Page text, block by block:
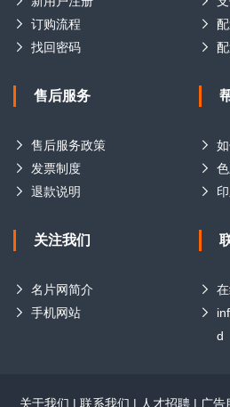
订购流程
找回密码
售后服务
售后服务政策
发票制度
退款说明
关注我们
名片网简介
手机网站
d
关于我们 | 联系我们 | 人才招聘 | 广告